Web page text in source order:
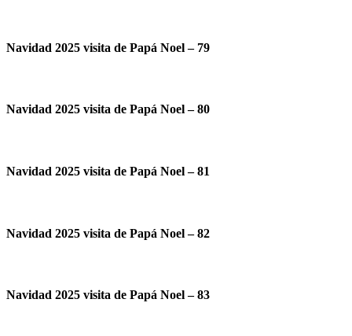
Navidad 2025 visita de Papá Noel – 79
Navidad 2025 visita de Papá Noel – 80
Navidad 2025 visita de Papá Noel – 81
Navidad 2025 visita de Papá Noel – 82
Navidad 2025 visita de Papá Noel – 83